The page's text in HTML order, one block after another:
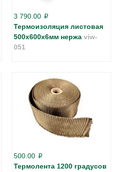
3 790.00 p
Термоизоляция листовая
500х600х6мм нержа viw-
051
500.00 p
Термолента 1200 градусов